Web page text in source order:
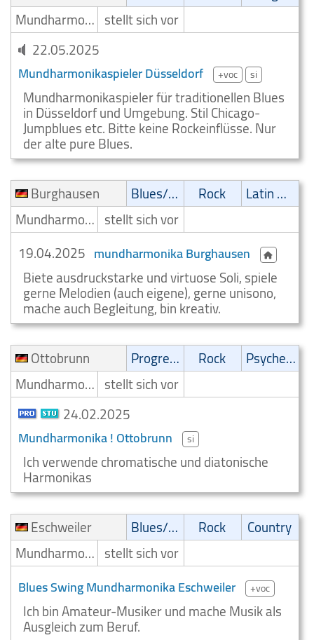
Mundharmonikaspieler stellt sich vor
22.05.2025
Mundharmonikaspieler Düsseldorf +voc si
Mundharmonikaspieler für traditionellen Blues
in Düsseldorf und Umgebung. Stil Chicago-
Jumpblues etc. Bitte keine Rockeinflüsse. Nur
der alte pure Blues.
Burghausen
Blues/Swing Rock
Latin Musik
Mundharmonikaspieler stellt sich vor
19.04.2025 mundharmonika Burghausen
Biete ausdruckstarke und virtuose Soli, spiele
gerne Melodien (auch eigene), gerne unisono,
mache auch Begleitung, bin kreativ.
Ottobrunn
Progressive Rock
Psychedelic
Mundharmonikaspieler stellt sich vor
24.02.2025
Mundharmonika ! Ottobrunn si
Ich verwende chromatische und diatonische
Harmonikas
Eschweiler
Blues/Swing Rock
Country
Mundharmonikaspieler stellt sich vor
Blues Swing Mundharmonika Eschweiler +voc
Ich bin Amateur-Musiker und mache Musik als
Ausgleich zum Beruf.